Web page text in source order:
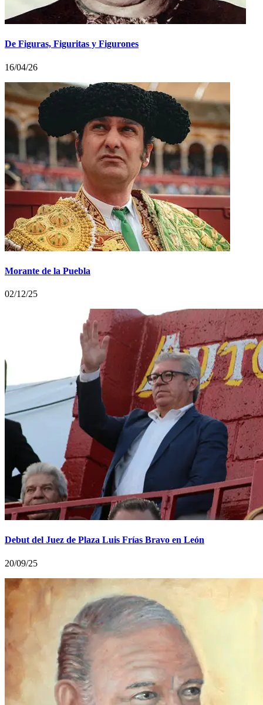
De Figuras, Figuritas y Figurones
16/04/26
Morante de la Puebla
02/12/25
Debut del Juez de Plaza Luis Frías Bravo en León
20/09/25